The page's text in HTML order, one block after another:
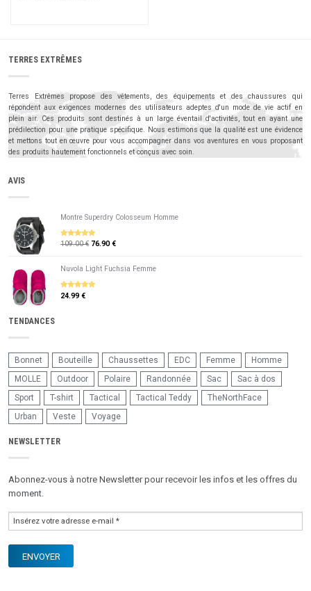
TERRES EXTRÊMES
Terres Extrêmes propose des vêtements, des équipements et des chaussures qui
répondent aux exigences modernes des utilisateurs adeptes d'un mode de vie actif en
plein air. Ces produits sont destinés à un large éventail d'activités, tout en ayant une
prédilection pour une pratique spécifique. Nous estimons que la qualité est une évidence
et mettons tout en œuvre pour vous accompagner dans vos aventures en vous proposant
des produits hautement fonctionnels et conçus avec soin.
AVIS
Montre Superdry Colosseum Homme
5sur 5
109.00 € 76.90 €
Nuvola Light Fuchsia Femme
5sur 5
24.99 €
TENDANCES
Bonnet Bouteille Chaussettes EDC Femme
Homme
MOLLE
Outdoor Polaire Randonnée Sac
Sac à dos
Sport
T-shirt Tactical Tactical Teddy
TheNorthFace
Urban
Veste Voyage
NEWSLETTER
Abonnez-vous à notre Newsletter pour recevoir les infos et les offres du
moment.